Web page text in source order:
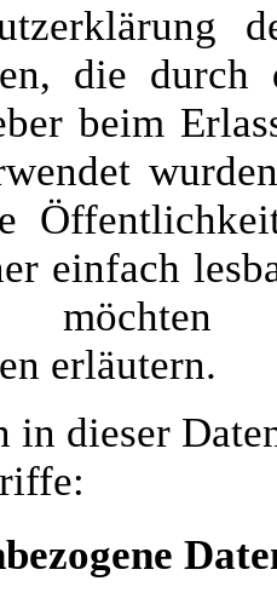
die durch
beim
einfach
erläutern.
in dieser